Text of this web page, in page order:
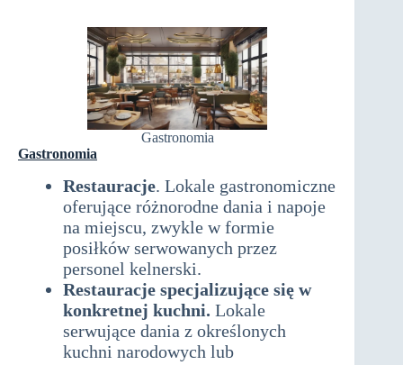
Gastronomia
Gastronomia
Restauracje. Lokale gastronomiczne
oferujące różnorodne dania i napoje
na miejscu, zwykle w formie
posiłków serwowanych przez
personel kelnerski.
Restauracje specjalizujące się w
konkretnej kuchni. Lokale
serwujące dania z określonych
kuchni narodowych lub